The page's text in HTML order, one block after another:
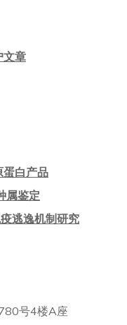
文章
蛋白产品
属鉴定
逃逸机制研究
号4楼A座